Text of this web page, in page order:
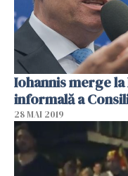
Iohannis merge
informală a
28 MAI 2019